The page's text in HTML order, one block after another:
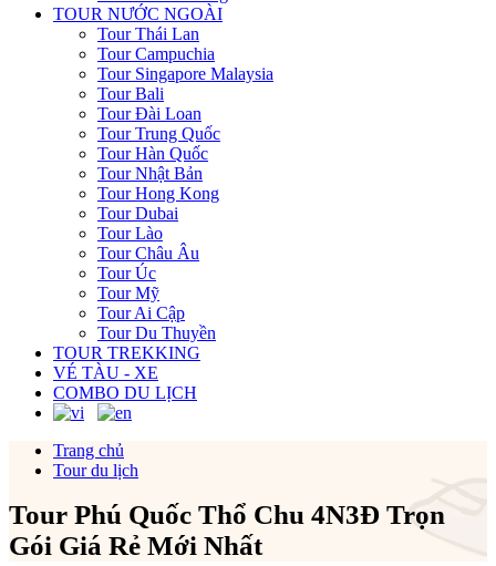
TOUR NƯỚC NGOÀI
Tour Thái Lan
Tour Campuchia
Tour Singapore Malaysia
Tour Bali
Tour Đài Loan
Tour Trung Quốc
Tour Hàn Quốc
Tour Nhật Bản
Tour Hong Kong
Tour Dubai
Tour Lào
Tour Châu Âu
Tour Úc
Tour Mỹ
Tour Ai Cập
Tour Du Thuyền
TOUR TREKKING
VÉ TÀU - XE
COMBO DU LỊCH
Trang chủ
Tour du lịch
Tour Phú Quốc Thổ Chu 4N3Đ Trọn
Gói Giá Rẻ Mới Nhất